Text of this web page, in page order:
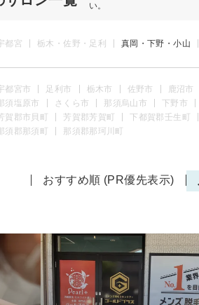
い。
都宮 栃木・佐野・足利 真岡・下野・小山
都宮市 足利市 栃木市 佐野市 鹿沼市
須塩原市
さくら市 那須烏山市 下野市
賀郡市貝町
芳賀郡芳賀町 下都賀郡壬生町
須郡那須町
那須郡那珂川町
おすすめ順 (PR優先表示)